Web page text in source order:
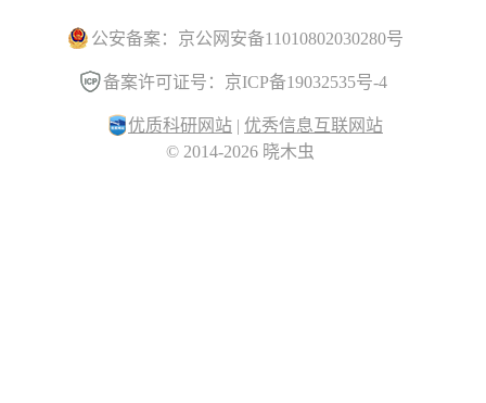
公安备案：京公网安备11010802030280号
备案许可证号：京ICP备19032535号-4
优质科研网站 | 优秀信息互联网站
© 2014-2026 晓木虫